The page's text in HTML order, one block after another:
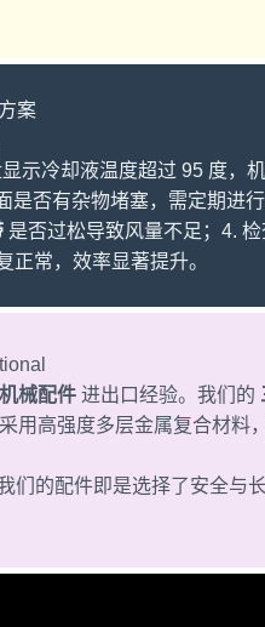
案
示冷却液温度超过 95 度，
是否有杂物堵塞，需定期进
是否过松导致风量不足；4. 检
正常，效率显著提升。
械配件 进出口经验。我们的
用高强度多层金属复合材料
们的配件即是选择了安全与